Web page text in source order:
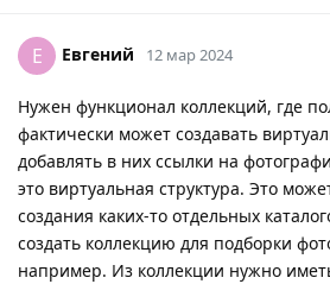
Е Евгений 12 мар 2024
Нужен функционал коллекций, где
фактически может создавать
добавлять в них ссылки на
это виртуальная структура. Это
создания каких-то отдельных
создать коллекцию для подборки
например. Из коллекции нужно